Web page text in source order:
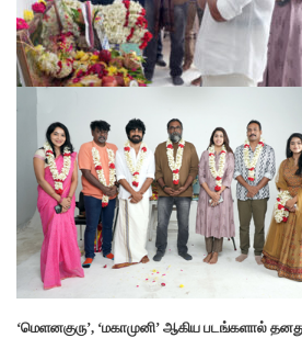
‘மெளனகுரு’, ‘மகாமுனி’ ஆகிய படங்களால்